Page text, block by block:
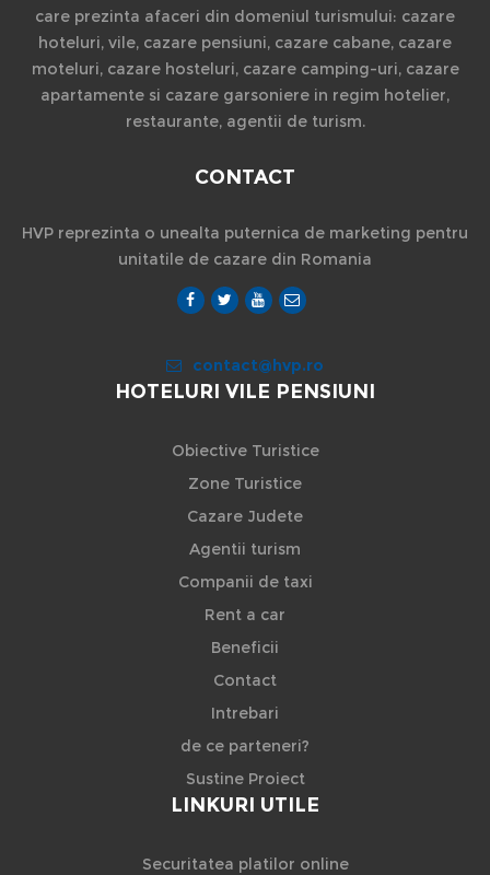
care prezinta afaceri din domeniul turismului: cazare
hoteluri, vile, cazare pensiuni, cazare cabane, cazare
moteluri, cazare hosteluri, cazare camping-uri, cazare
apartamente si cazare garsoniere in regim hotelier,
restaurante, agentii de turism.
CONTACT
HVP reprezinta o unealta puternica de marketing pentru
unitatile de cazare din Romania
contact@hvp.ro
HOTELURI VILE PENSIUNI
Obiective Turistice
Zone Turistice
Cazare Judete
Agentii turism
Companii de taxi
Rent a car
Beneficii
Contact
Intrebari
de ce parteneri?
Sustine Proiect
LINKURI UTILE
Securitatea platilor online